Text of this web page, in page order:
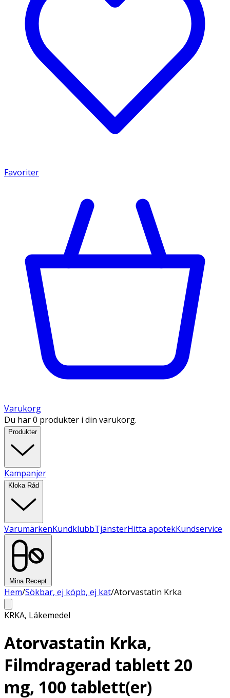
Favoriter
Varukorg
Du har 0 produkter i din varukorg.
Produkter
Kampanjer
Kloka Råd
VarumärkenKundklubbTjänsterHitta apotekKundservice
Mina Recept
Hem/Sökbar, ej köpb, ej kat/Atorvastatin Krka
KRKA, Läkemedel
Atorvastatin Krka,
Filmdragerad tablett 20
mg, 100 tablett(er)